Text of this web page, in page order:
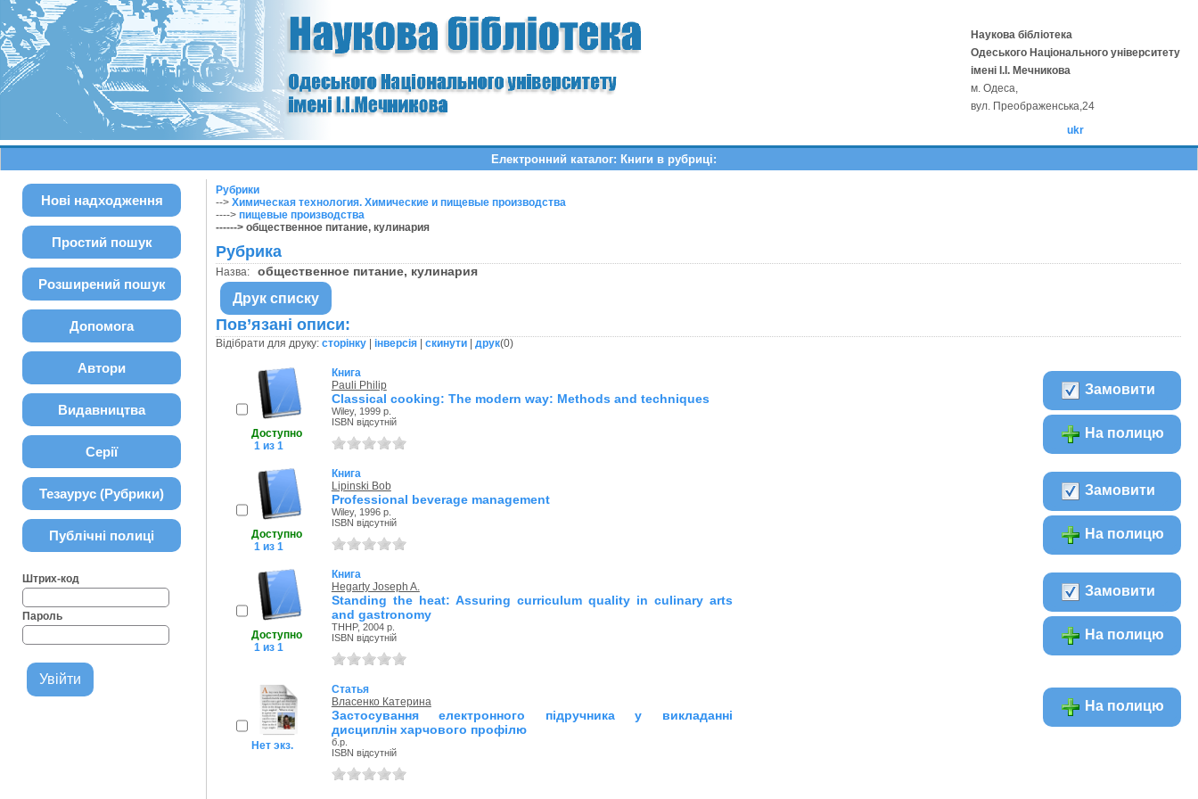
Наукова бібліотека
Одеського Національного університету
імені І.І. Мечникова
м. Одеса,
вул. Преображенська,24
ukr
Електронний каталог: Книги в рубриці:
Нові надходження
Простий пошук
Розширений пошук
Допомога
Автори
Видавництва
Серії
Тезаурус (Рубрики)
Публічні полиці
Штрих-код
Пароль
Рубрики
--> Химическая технология. Химические и пищевые производства
----> пищевые производства
------> общественное питание, кулинария
Рубрика
Назва: общественное питание, кулинария
Друк списку
Пов’язані описи:
Відібрати для друку: сторінку| інверсія| скинути| друк(0)
Доступно
1 из 1
Книга
Pauli Philip
Classical cooking: The modern way: Methods and techniques
Wiley, 1999 р.
ISBN відсутній
Замовити
На полицю
Доступно
1 из 1
Книга
Lipinski Bob
Professional beverage management
Wiley, 1996 р.
ISBN відсутній
Замовити
На полицю
Доступно
1 из 1
Книга
Hegarty Joseph A.
Standing the heat: Assuring curriculum quality in culinary arts
and gastronomy
THHP, 2004 р.
ISBN відсутній
Замовити
На полицю
Нет экз.
Статья
Власенко Катерина
Застосування електронного підручника у викладанні
дисциплін харчового профілю
б.р.
ISBN відсутній
На полицю